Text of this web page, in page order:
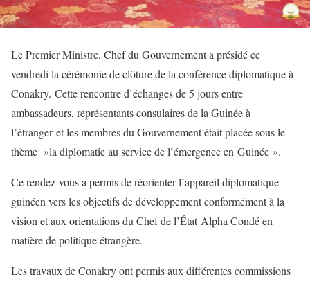
Le Premier Ministre, Chef du Gouvernement a présidé ce
vendredi la cérémonie de clôture de la conférence diplomatique à
Conakry. Cette rencontre d’échanges de 5 jours entre
ambassadeurs, représentants consulaires de la Guinée à
l’étranger et les membres du Gouvernement était placée sous le
thème »la diplomatie au service de l’émergence en Guinée ».
Ce rendez-vous a permis de réorienter l’appareil diplomatique
guinéen vers les objectifs de développement conformément à la
vision et aux orientations du Chef de l’État Alpha Condé en
matière de politique étrangère.
Les travaux de Conakry ont permis aux différentes commissions